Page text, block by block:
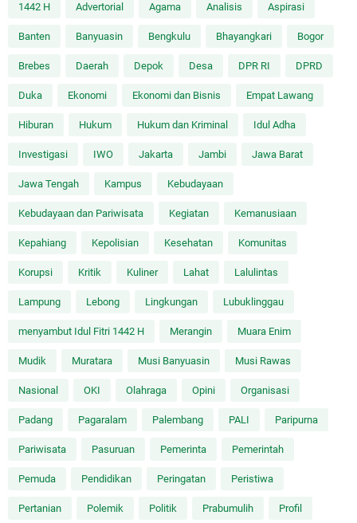
1442 H Advertorial Agama Analisis Aspirasi
Banten Banyuasin Bengkulu Bhayangkari Bogor
Brebes Daerah Depok Desa DPR RI DPRD
Duka Ekonomi Ekonomi dan Bisnis Empat Lawang
Hiburan Hukum Hukum dan Kriminal Idul Adha
Investigasi IWO Jakarta Jambi Jawa Barat
Jawa Tengah Kampus Kebudayaan
Kebudayaan dan Pariwisata Kegiatan Kemanusiaan
Kepahiang Kepolisian Kesehatan Komunitas
Korupsi Kritik Kuliner Lahat Lalulintas
Lampung Lebong Lingkungan Lubuklinggau
menyambut Idul Fitri 1442 H Merangin Muara Enim
Mudik Muratara Musi Banyuasin Musi Rawas
Nasional OKI Olahraga Opini Organisasi
Padang Pagaralam Palembang PALI Paripurna
Pariwisata Pasuruan Pemerinta Pemerintah
Pemuda Pendidikan Peringatan Peristiwa
Pertanian Polemik Politik Prabumulih Profil